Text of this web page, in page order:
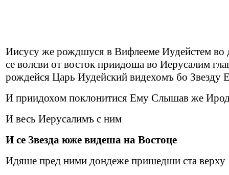
Иисусу же рождшуся в Вифлееме Иудейстем во
се волсви от восток приидоша во Иерусалим
рождейся Царь Иудейский видехомъ бо Звезду
И приидохом поклонитися Ему Слышав же Ирод
И весь Иерусалимъ с ним
И се Звезда юже видеша на Востоце
Идяше пред ними дондеже пришедши ста верху